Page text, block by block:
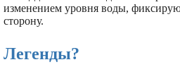
изменением уровня воды,
сторону.
Легенды?